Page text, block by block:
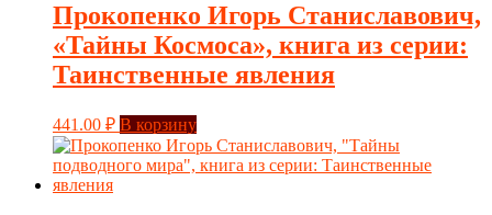
Прокопенко Игорь Станиславович,
«Тайны Космоса», книга из серии:
Таинственные явления
441.00 ₽ В корзину